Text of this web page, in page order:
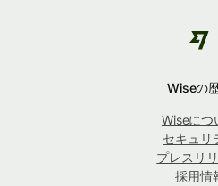
Wiseの
Wiseにつ
セキュリ
プレスリ
採用情